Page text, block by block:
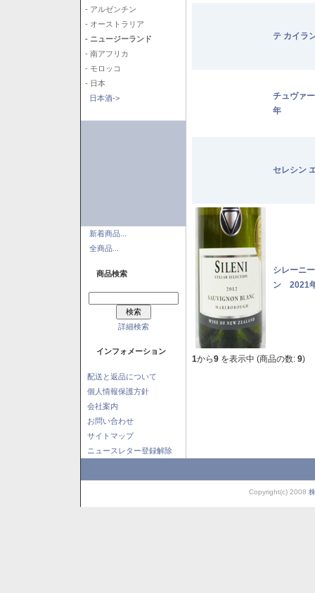
- アルゼンチン
- オーストラリア
- ニュージーランド
- 南アフリカ
- モロッコ
- 日本
日本酒->
新着商品...
全商品...
商品検索
詳細検索
インフォメーション
配送と返品について
個人情報保護方針
会社案内
お問い合わせ
サイトマップ
ニュースレター登録解除
テ カイ
チュヴァ
年
セレシン
シレーニ
ン 2021
1から9 を表示中 (商品の数: 9)
Copyright(c) 2008